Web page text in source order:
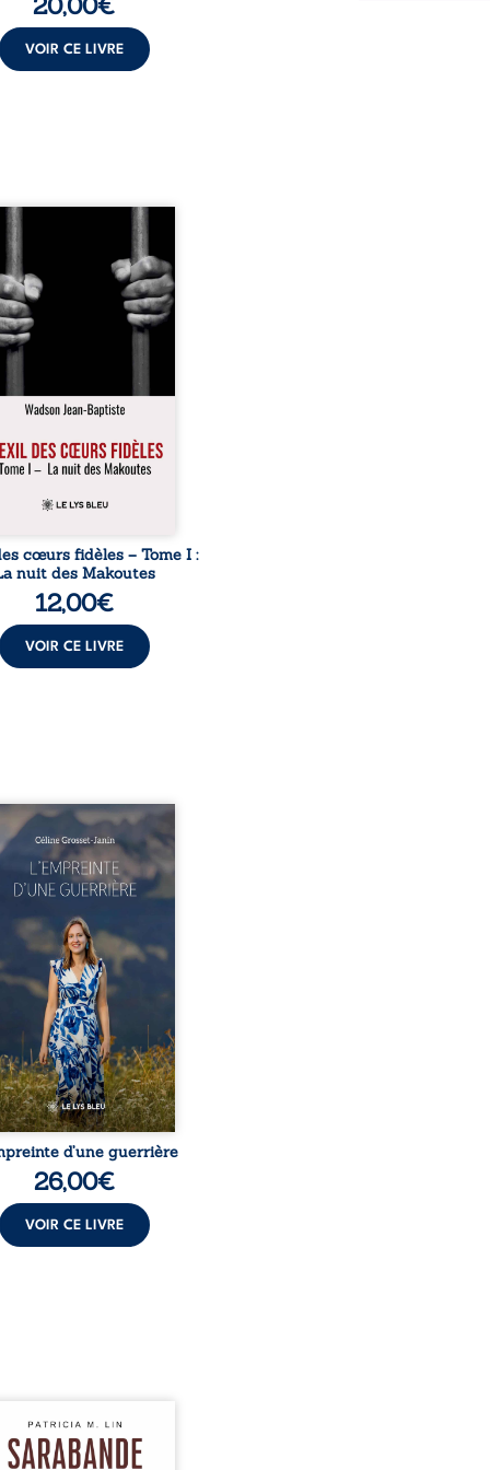
VOIR CE LIVRE
nuit suffit parfois pour
une famille… mais
fidélités traversent
» Haïti, sous la
des Duvalier. La peur
jusque dans les
les plus reculés. À
Jean-Joël Joli mène une
paisible avec sa
Chef de section
il refuse pourtant de
les yeux sur l’injustice.
Mais, dans un ...
cœurs fidèles – Tome I :
nuit des Makoutes
12,00€
VOIR CE LIVRE
reste-t-il de l’enfance
la maladie impose ses
règles ? L’empreinte
guerrière livre, sans
le récit d’un quotidien
par la maladie
l’errance médicale
longues hospitalisations.
y raconte ce que les
médicaux taisent : la
l’isolement, l’épuisement
et le sentiment de ne pas ...
d’une guerrière
26,00€
VOIR CE LIVRE
crépitants de l’été,
le silence ouaté de la
en hiver, Au cours de